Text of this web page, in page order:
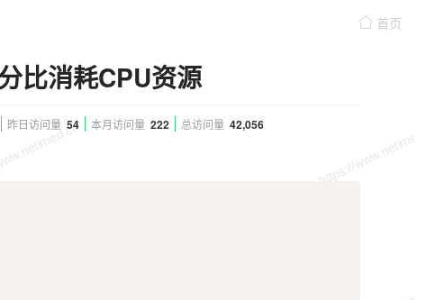
首页
比消耗CPU资源
昨日访问量 54 本月访问量 222 总访问量 42,056